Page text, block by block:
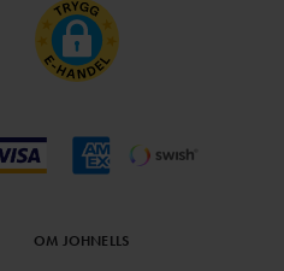
OM JOHNELLS